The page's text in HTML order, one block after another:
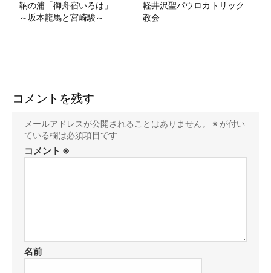
鞆の浦「御舟宿いろは」
～坂本龍馬と宮崎駿～
軽井沢聖パウロカトリック
教会
コメントを残す
メールアドレスが公開されることはありません。 ※ が付い
ている欄は必須項目です
コメント ※
名前